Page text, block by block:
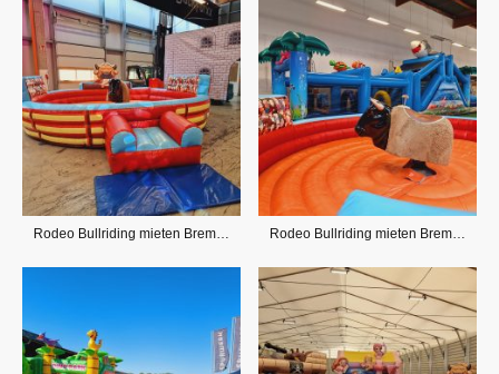
Rodeo Bullriding mieten Bremen, OHZ und Umland Rodeo Bullriding mieten Bremen, OHZ und Umland